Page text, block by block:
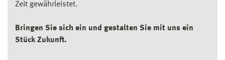
Zeit gewährleistet.
Bringen Sie sich ein und gestalten Sie mit uns ein
Stück Zukunft.